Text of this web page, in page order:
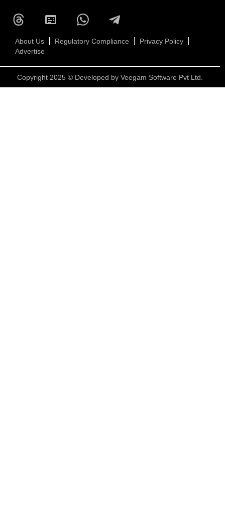
About Us Regulatory Compliance
Privacy Policy
Advertise
Copyright 2025 © Developed by Veegam Software Pvt Ltd.